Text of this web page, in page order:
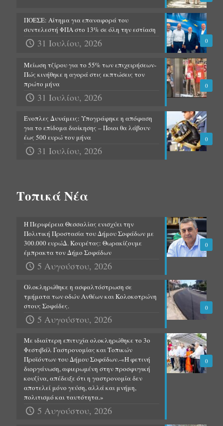
0
ΠΟΕΣΕ: Αίτημα για επαναφορά του
συντελεστή ΦΠΑ στο 13% σε όλη την εστίαση
31 Ιουλίου, 2026
0
Μείωση τζίρου για το 55% των επιχειρήσεων-
Πώς κινήθηκε η αγορά στις εκπτώσεις τον
πρώτο μήνα
31 Ιουλίου, 2026
0
Ένοπλες Δυνάμεις: Υπογράφηκε η απόφαση
για το επίδομα διοίκησης – Ποιοι θα λάβουν
έως 500 ευρώ τον μήνα
31 Ιουλίου, 2026
Τοπικά Νέα
0
Η Περιφέρεια Θεσσαλίας ενισχύει την
Πολιτική Προστασία του Δήμου Σοφάδων με
300.000 ευρώΔ. Κουρέτας: Θωρακίζουμε
έμπρακτα τον Δήμο Σοφάδων
5 Αυγούστου, 2026
0
Ολοκληρώθηκε η ασφαλτόστρωση σε
τμήματα των οδών Ανθέων και Κολοκοτρώνη
στους Σοφάδες.
5 Αυγούστου, 2026
0
Με ιδιαίτερη επιτυχία ολοκληρώθηκε το 3ο
Φεστιβάλ Γαστρονομίας και Τοπικών
Προϊόντων του Δήμου Σοφάδων.-«Η φετινή
διοργάνωση, αφιερωμένη στην προσφυγική
κουζίνα, απέδειξε ότι η γαστρονομία δεν
αποτελεί μόνο γεύση, αλλά και μνήμη,
πολιτισμό και ταυτότητα.»
5 Αυγούστου, 2026